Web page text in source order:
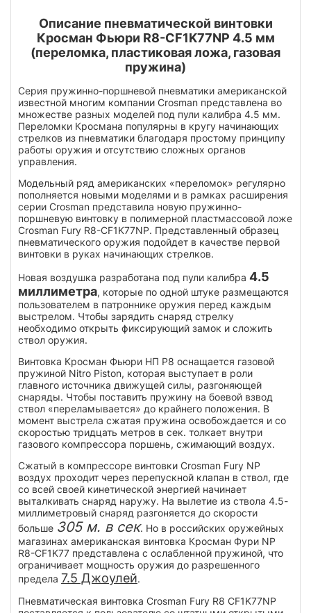
Описание пневматической винтовки
Кросман Фьюри R8-CF1K77NP 4.5 мм
(переломка, пластиковая ложа, газовая
пружина)
Серия пружинно-поршневой пневматики американской
известной многим компании Crosman представлена во
множестве разных моделей под пули калибра 4.5 мм.
Переломки Кросмана популярны в кругу начинающих
стрелков из пневматики благодаря простому принципу
работы оружия и отсутствию сложных органов
управления.
Модельный ряд американских «переломок» регулярно
пополняется новыми моделями и в рамках расширения
серии Crosman представила новую пружинно-
поршневую винтовку в полимерной пластмассовой ложе
Crosman Fury R8-CF1K77NP. Представленный образец
пневматического оружия подойдет в качестве первой
винтовки в руках начинающих стрелков.
Новая воздушка разработана под пули калибра 4.5
миллиметра, которые по одной штуке размещаются
пользователем в патроннике оружия перед каждым
выстрелом. Чтобы зарядить снаряд стрелку
необходимо открыть фиксирующий замок и сложить
ствол оружия.
Винтовка Кросман Фьюри НП Р8 оснащается газовой
пружиной Nitro Piston, которая выступает в роли
главного источника движущей силы, разгоняющей
снаряды. Чтобы поставить пружину на боевой взвод
ствол «переламывается» до крайнего положения. В
момент выстрела сжатая пружина освобождается и со
скоростью тридцать метров в сек. толкает внутри
газового компрессора поршень, сжимающий воздух.
Сжатый в компрессоре винтовки Crosman Fury NP
воздух проходит через перепускной клапан в ствол, где
со всей своей кинетической энергией начинает
выталкивать снаряд наружу. На вылетие из ствола 4.5-
миллиметровый снаряд разгоняется до скорости
больше 305 м. в сек. Но в российских оружейных
магазинах американская винтовка Кросман Фури NP
R8-CF1K77 представлена с ослабленной пружиной, что
ограничивает мощность оружия до разрешенного
предела 7.5 Джоулей.
Пневматическая винтовка Crosman Fury R8 CF1K77NP